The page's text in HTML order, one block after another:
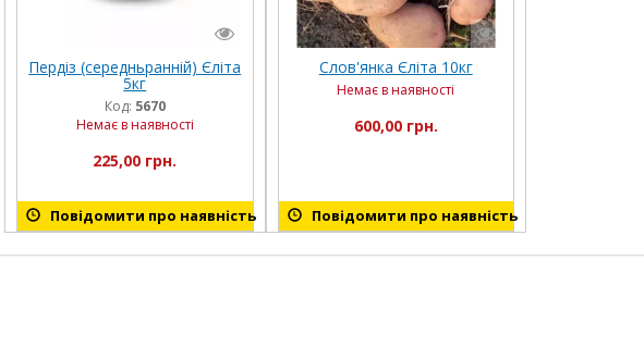
Пердіз (середньранній) Єліта
5кг
Код: 5670
Немає в наявності
225,00 грн.
Повідомити про наявність
Слов'янка Єліта 10кг
Немає в наявності
600,00 грн.
Повідомити про наявність